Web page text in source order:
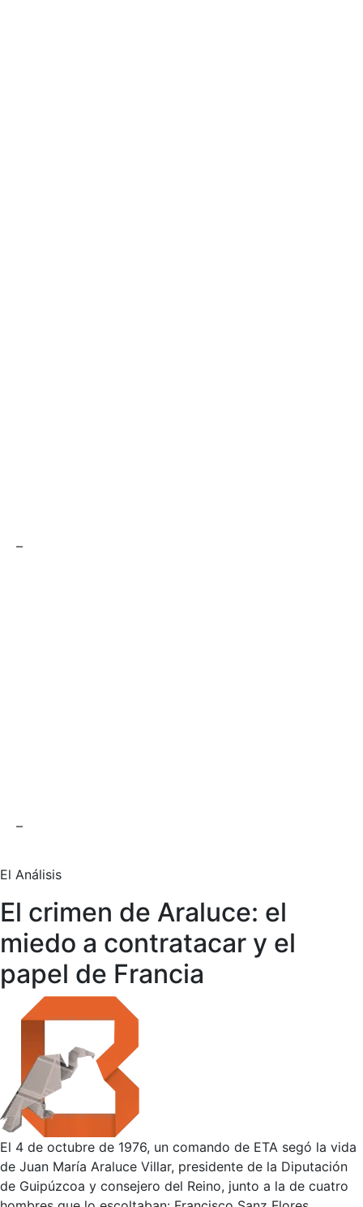
–
–
El Análisis
El crimen de Araluce: el
miedo a contratacar y el
papel de Francia
El 4 de octubre de 1976, un comando de ETA segó la vida
de Juan María Araluce Villar, presidente de la Diputación
de Guipúzcoa y consejero del Reino, junto a la de cuatro